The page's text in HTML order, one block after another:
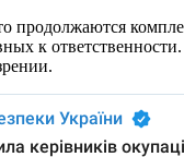
продолжаются
к